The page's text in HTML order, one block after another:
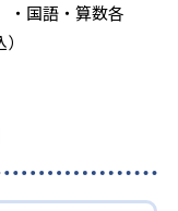
・国語・算数各